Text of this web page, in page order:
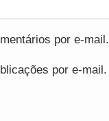
por e-mail.
por e-mail.